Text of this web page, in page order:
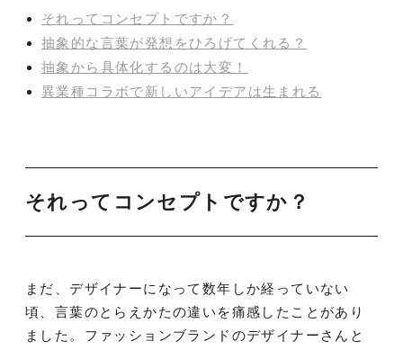
それってコンセプトですか？
抽象的な言葉が発想をひろげてくれる？
抽象から具体化するのは大変！
異業種コラボで新しいアイデアは生まれる
それってコンセプトですか？
まだ、デザイナーになって数年しか経っていない
頃、言葉のとらえかたの違いを痛感したことがあり
ました。ファッションブランドのデザイナーさんと